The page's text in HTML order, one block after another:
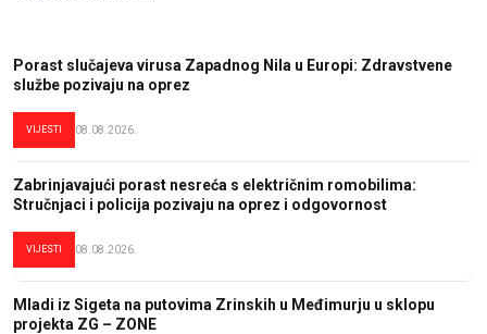
Porast slučajeva virusa Zapadnog Nila u Europi: Zdravstvene
službe pozivaju na oprez
VIJESTI 08.08.2026.
Zabrinjavajući porast nesreća s električnim romobilima:
Stručnjaci i policija pozivaju na oprez i odgovornost
VIJESTI 08.08.2026.
Mladi iz Sigeta na putovima Zrinskih u Međimurju u sklopu
projekta ZG – ZONE